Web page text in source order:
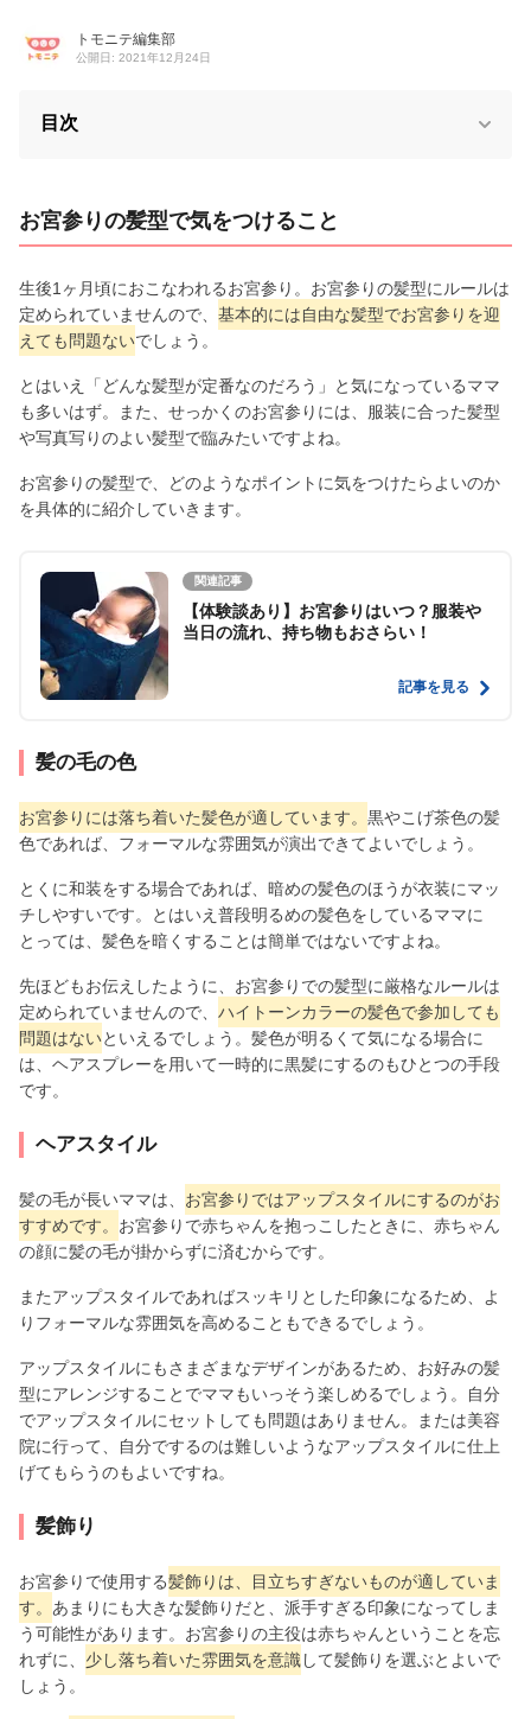
トモニテ編集部
公開日: 2021年12月24日
目次
お宮参りの髪型で気をつけること
生後1ヶ月頃におこなわれるお宮参り。お宮参りの髪型にルールは
定められていませんので、 基本的には自由な髪型でお宮参りを迎
えても問題ないでしょう。
とはいえ「どんな髪型が定番なのだろう」と気になっているママ
も多いはず。また、せっかくのお宮参りには、服装に合った髪型
や写真写りのよい髪型で臨みたいですよね。
お宮参りの髪型で、どのようなポイントに気をつけたらよいのか
を具体的に紹介していきます。
関連記事
【体験談あり】お宮参りはいつ？服装や
当日の流れ、持ち物もおさらい！
記事を見る
髪の毛の色
お宮参りには落ち着いた髪色が適しています。 黒やこげ茶色の髪
色であれば、フォーマルな雰囲気が演出できてよいでしょう。
とくに和装をする場合であれば、暗めの髪色のほうが衣装にマッ
チしやすいです。とはいえ普段明るめの髪色をしているママに
とっては、髪色を暗くすることは簡単ではないですよね。
先ほどもお伝えしたように、お宮参りでの髪型に厳格なルールは
定められていませんので、 ハイトーンカラーの髪色で参加しても
問題はないといえるでしょう。髪色が明るくて気になる場合に
は、ヘアスプレーを用いて一時的に黒髪にするのもひとつの手段
です。
ヘアスタイル
髪の毛が長いママは、 お宮参りではアップスタイルにするのがお
すすめです。 お宮参りで赤ちゃんを抱っこしたときに、赤ちゃん
の顔に髪の毛が掛からずに済むからです。
またアップスタイルであればスッキリとした印象になるため、よ
りフォーマルな雰囲気を高めることもできるでしょう。
アップスタイルにもさまざまなデザインがあるため、お好みの髪
型にアレンジすることでママもいっそう楽しめるでしょう。自分
でアップスタイルにセットしても問題はありません。または美容
院に行って、自分でするのは難しいようなアップスタイルに仕上
げてもらうのもよいですね。
髪飾り
お宮参りで使用する髪飾りは、目立ちすぎないものが適していま
す。 あまりにも大きな髪飾りだと、派手すぎる印象になってしま
う可能性があります。お宮参りの主役は赤ちゃんということを忘
れずに、 少し落ち着いた雰囲気を意識して髪飾りを選ぶとよいで
しょう。